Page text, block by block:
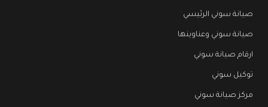
صيانة سوني الرئيسي
صيانة سوني وعناوينها
ارقام صيانة سوني
توكيل سوني
مركز صيانة سوني